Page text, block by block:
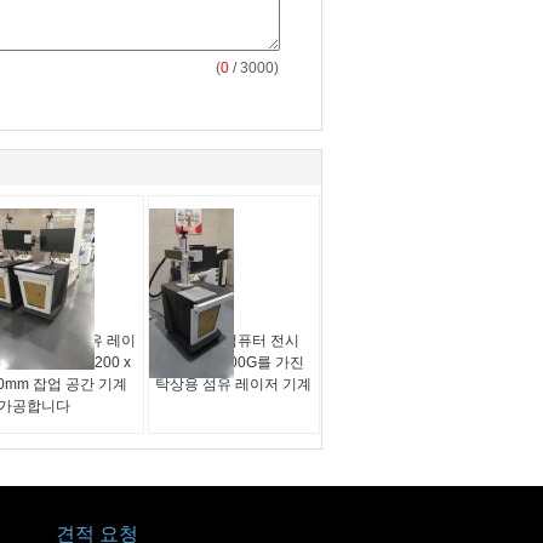
(0 / 3000)
과 비금속 섬유 레이
20W 30W를 200 x
잡업 공간 기계
공합니다
20w CNC 컴퓨터 전시
JHX - 200200G를 가진
탁상용 섬유 레이저 기계
견적 요청